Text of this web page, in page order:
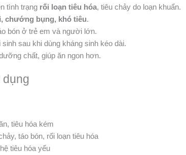
tình trạng rối loạn tiêu hóa, tiêu chảy do loạn khuẩn.
chướng bụng, khó tiêu.
bón ở trẻ em và người lớn.
sinh sau khi dùng kháng sinh kéo dài.
chất, giúp ăn ngon hơn.
tiêu hóa kém
táo bón, rối loạn tiêu hóa
tiêu hóa yếu